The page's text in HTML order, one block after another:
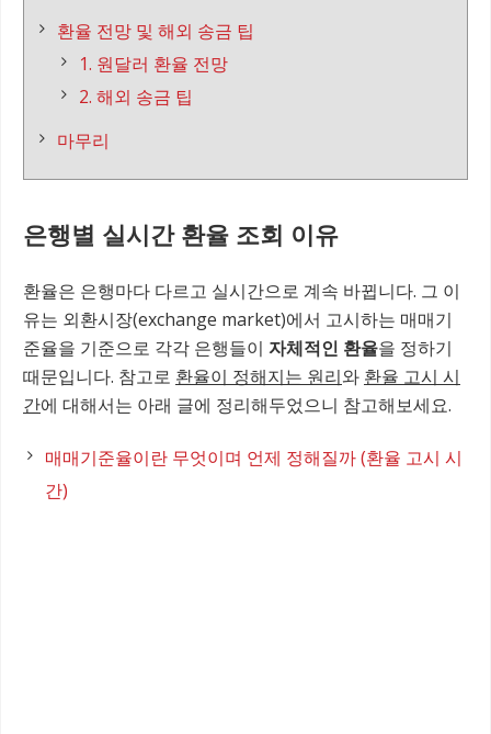
환율 전망 및 해외 송금 팁
1. 원달러 환율 전망
2. 해외 송금 팁
마무리
은행별 실시간 환율 조회 이유
환율은 은행마다 다르고 실시간으로 계속 바뀝니다. 그 이
유는 외환시장(exchange market)에서 고시하는 매매기
준율을 기준으로 각각 은행들이 자체적인 환율을 정하기
때문입니다. 참고로 환율이 정해지는 원리와 환율 고시 시
간에 대해서는 아래 글에 정리해두었으니 참고해보세요.
매매기준율이란 무엇이며 언제 정해질까 (환율 고시 시
간)